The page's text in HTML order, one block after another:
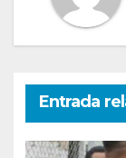
Entrada